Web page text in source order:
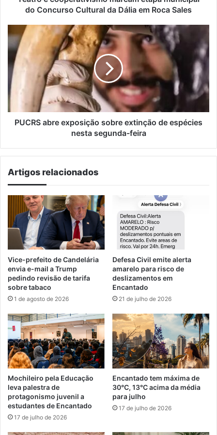
Sales
do Concurso Cultural da Dália em Roca Sales
PUCRS
abre
exposição
sobre
extinção
de
espécies
segunda-
feiraPUCRS abre exposição sobre extinção de espécies
nesta segunda-feira
Artigos relacionados
Vice-prefeito de Candelária
envia e-mail a Trump
pedindo revisão de tarifa
sobre tabaco
1 de agosto de 2026
Defesa Civil emite alerta
amarelo para risco de
deslizamentos em
Encantado
21 de julho de 2026
Mochileiro pela Educação
leva palestra de
protagonismo juvenil a
estudantes de Encantado
17 de julho de 2026
Encantado tem máxima de
30°C, 13°C acima da média
para julho
17 de julho de 2026